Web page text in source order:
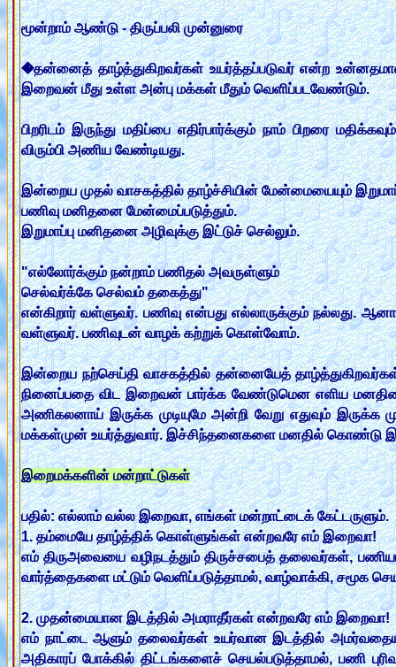
மூன்றாம் ஆண்டு - திருப்பலி முன்னுரை
�தன்னைத் தாழ்த்துகிறவர்கள் உயர்த்தப்படுவர் என்ற
இறைவன் மீது உள்ள அன்பு மக்கள் மீதும் வெளிப்படவேண்டும்.
பிறரிடம் இருந்து மதிப்பை எதிர்பார்க்கும் நாம் பிறரை
விரும்பி அணிய வேண்டியது.
இன்றைய முதல் வாசகத்தில் தாழ்ச்சியின் மேன்மையையும்
பணிவு மனிதனை மேன்மைப்படுத்தும்.
இறுமாப்பு மனிதனை அழிவுக்கு இட்டுச் செல்லும்.
"எல்லோர்க்கும் நன்றாம் பணிதல் அவருள்ளும்
செல்வர்க்கே செல்வம் தகைத்து"
என்கிறார் வள்ளுவர். பணிவு என்பது எல்லாருக்கும் நல்லது.
வள்ளுவர். பணிவுடன் வாழக் கற்றுக் கொள்வோம்.
இன்றைய நற்செய்தி வாசகத்தில் தன்னையேத் தாழ்த்துகிறவர்கள்
நினைப்பதை விட இறைவன் பார்க்க வேண்டுமென எளிய
அணிகலனாய் இருக்க முடியுமே அன்றி வேறு எதுவும்
மக்கள்முன் உயர்த்துவார். இச்சிந்தனைகளை மனதில் கொண்டு
இறைமக்களின் மன்றாட்டுகள்
பதில்: எல்லாம் வல்ல இறைவா, எங்கள் மன்றாட்டைக் கேட்டருளும்.
1. தம்மையே தாழ்த்திக் கொள்ளுங்கள் என்றவரே எம் இறைவா!
எம் திருஅவையை வழிநடத்தும் திருச்சபைத் தலைவர்கள்,
வார்த்தைகளை மட்டும் வெளிப்படுத்தாமல், வாழ்வாக்கி, சமூக
2. முதன்மையான இடத்தில் அமராதீர்கள் என்றவரே எம் இறைவா!
எம் நாட்டை ஆளும் தலைவர்கள் உயர்வான இடத்தில்
அதிகாரப் போக்கில் திட்டங்களைச் செயல்படுத்தாமல், பணி